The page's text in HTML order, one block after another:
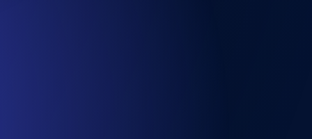
Checks und Ablauf-Warnungen.